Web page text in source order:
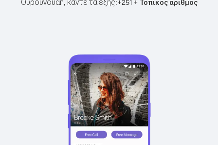
Ουρουγουάη, κάντε τα εξής:+251+ Τοπικός αριθμός